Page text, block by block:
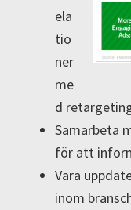
ela
tio
ner
me
d
Samarbeta
för att
Vara
inom